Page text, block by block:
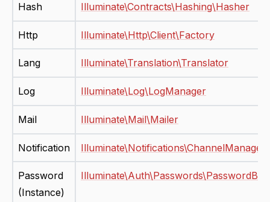
Hash Illuminate\Contracts\Hashing\Hasher
Http Illuminate\Http\Client\Factory
Lang Illuminate\Translation\Translator
Log Illuminate\Log\LogManager
Mail Illuminate\Mail\Mailer
Notification Illuminate\Notifications\ChannelManager
Password
(Instance)